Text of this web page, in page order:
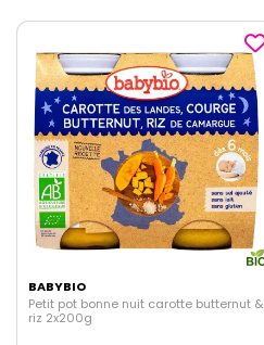
BABYBIO
Petit pot menu carotte pruneau & bœuf
2x200g